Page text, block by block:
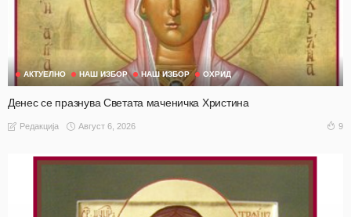
АКТУЕЛНО НАШ ИЗБОР НАШ ИЗБОР ОХРИД
Денес се празнува Светата маченичка Христина
Редакција Август 6, 2026 9